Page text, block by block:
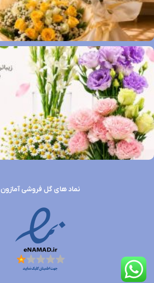
نماد های گل فروشی آمازون